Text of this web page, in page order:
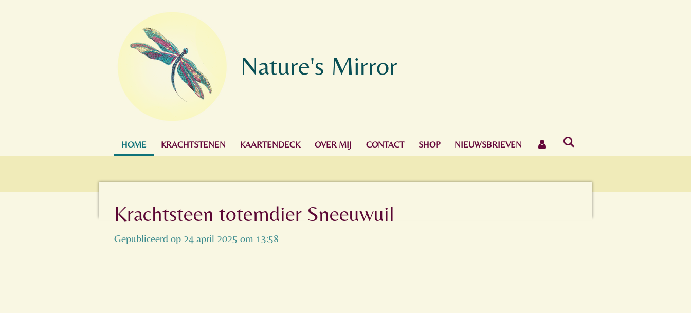
Nature's Mirror
HOME KRACHTSTENEN KAARTENDECK OVER MIJ CONTACT SHOP NIEUWSBRIEVEN
Krachtsteen totemdier Sneeuwuil
Gepubliceerd op 24 april 2025 om 13:58